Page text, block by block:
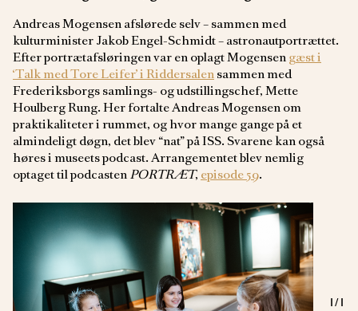
Andreas Mogensen afslørede selv – sammen med
kulturminister Jakob Engel-Schmidt – astronautportrættet.
Efter portrætafsløringen var en oplagt Mogensen gæst i
‘Talk med Tore Leifer’ i Riddersalen sammen med
Frederiksborgs samlings- og udstillingschef, Mette
Houlberg Rung. Her fortalte Andreas Mogensen om
praktikaliteter i rummet, og hvor mange gange på et
almindeligt døgn, det blev “nat” på ISS. Svarene kan også
høres i museets podcast. Arrangementet blev nemlig
optaget til podcasten PORTRÆT, episode 59.
1/1